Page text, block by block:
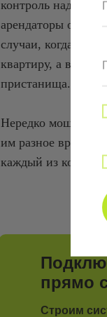
контроль над
арендаторы
случаи, когда
квартиру, а в
пристанища.
Нередко
им разное время
каждый из
Строим
прямо